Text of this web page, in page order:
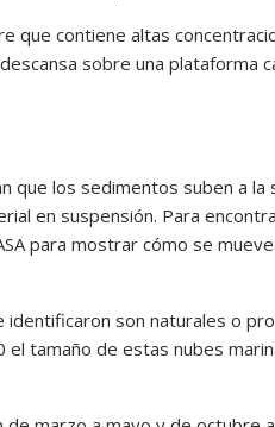
que contiene altas
sobre una plataforma
que los sedimentos suben a
en suspensión. Para
para mostrar cómo se
identificaron son naturales o
tamaño de estas nubes